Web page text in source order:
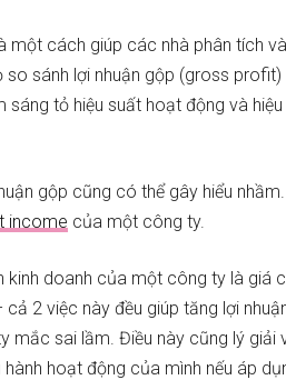
một cách giúp các nhà phân tích
so sánh lợi nhuận gộp (gross
sáng tỏ hiệu suất hoạt động và
gộp cũng có thể gây hiểu
income của một công ty.
kinh doanh của một công ty là giá
2 việc này đều giúp tăng lợi
mắc sai lầm. Điều này cũng lý giải
hoạt động của mình nếu áp